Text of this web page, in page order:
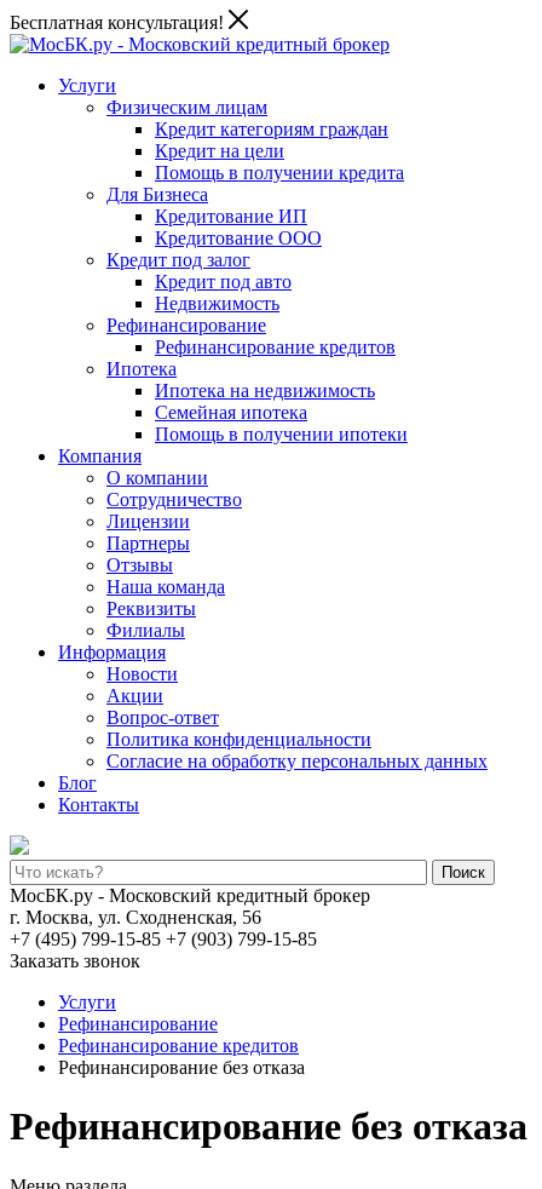
Бесплатная консультация!
Услуги
Физическим лицам
Кредит категориям граждан
Кредит на цели
Помощь в получении кредита
Для Бизнеса
Кредитование ИП
Кредитование ООО
Кредит под залог
Кредит под авто
Недвижимость
Рефинансирование
Рефинансирование кредитов
Ипотека
Ипотека на недвижимость
Семейная ипотека
Помощь в получении ипотеки
Компания
О компании
Сотрудничество
Лицензии
Партнеры
Отзывы
Наша команда
Реквизиты
Филиалы
Информация
Новости
Акции
Вопрос-ответ
Политика конфиденциальности
Согласие на обработку персональных данных
Блог
Контакты
Поиск
МосБК.ру - Московский кредитный брокер
г. Москва, ул. Сходненская, 56
+7 (495) 799-15-85 +7 (903) 799-15-85
Заказать звонок
Услуги
Рефинансирование
Рефинансирование кредитов
Рефинансирование без отказа
Рефинансирование без отказа